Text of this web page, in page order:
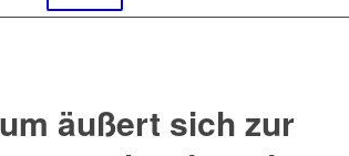
äußert sich zur